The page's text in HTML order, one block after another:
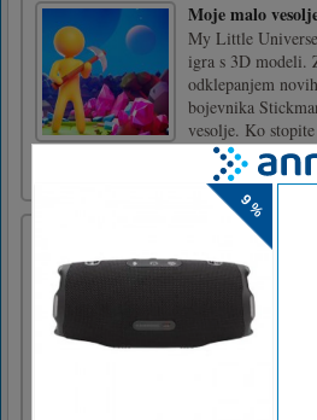
Moje malo
My Little
igra s 3D modeli.
odklepanjem
bojevnika
vesolje. Ko
boste poznali
območja. Približajte se [...]
Počitniška letala
Vacation Airplanes
spletna igra iz
Izberete lahko
treh načinov:
kosi in trd s 100